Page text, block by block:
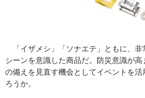
「イザメシ」「ソナエテ」ともに、非
シーンを意識した商品だ。防災意識が
の備えを見直す機会としてイベントを
ろうか。